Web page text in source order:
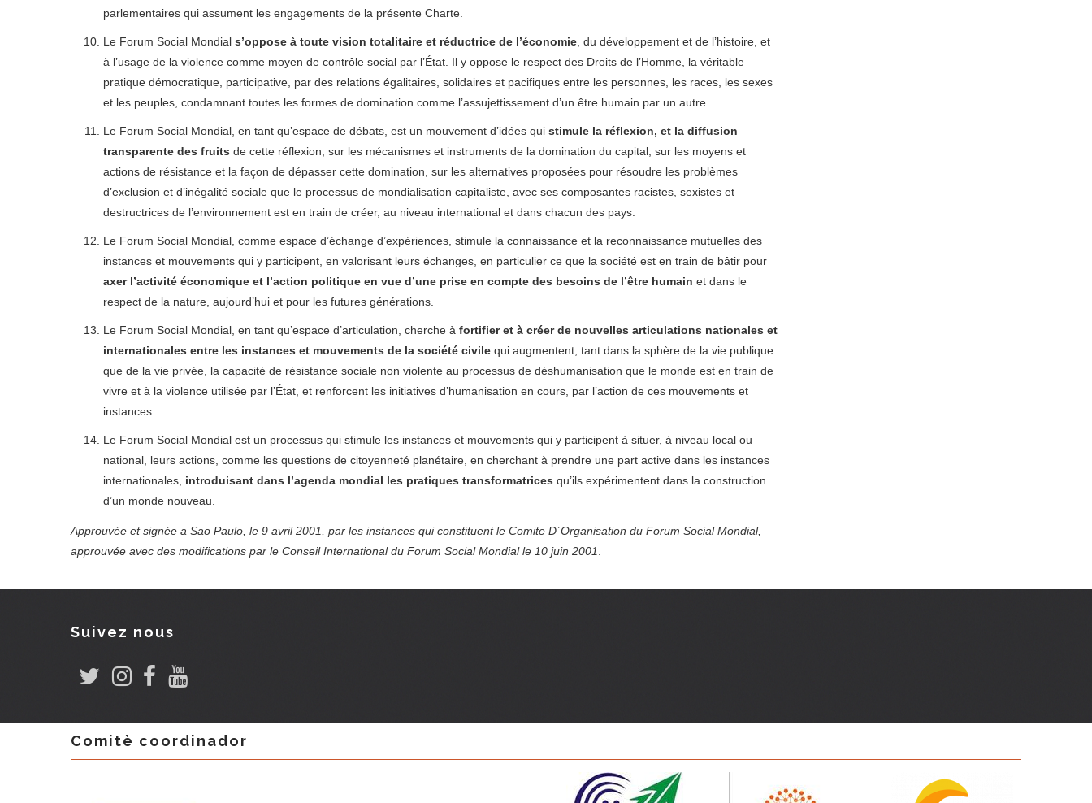
parlementaires qui assument les engagements de la présente Charte.
Le Forum Social Mondial s’oppose à toute vision totalitaire et réductrice de l’économie , du développement et de l’histoire, et
à l’usage de la violence comme moyen de contrôle social par l’État. Il y oppose le respect des Droits de l’Homme, la véritable
pratique démocratique, participative, par des relations égalitaires, solidaires et pacifiques entre les personnes, les races, les sexes
et les peuples, condamnant toutes les formes de domination comme l’assujettissement d’un être humain par un autre.
Le Forum Social Mondial, en tant qu’espace de débats, est un mouvement d’idées qui stimule la réflexion, et la diffusion
transparente des fruits de cette réflexion, sur les mécanismes et instruments de la domination du capital, sur les moyens et
actions de résistance et la façon de dépasser cette domination, sur les alternatives proposées pour résoudre les problèmes
d’exclusion et d’inégalité sociale que le processus de mondialisation capitaliste, avec ses composantes racistes, sexistes et
destructrices de l’environnement est en train de créer, au niveau international et dans chacun des pays.
Le Forum Social Mondial, comme espace d’échange d’expériences, stimule la connaissance et la reconnaissance mutuelles des
instances et mouvements qui y participent, en valorisant leurs échanges, en particulier ce que la société est en train de bâtir pour
axer l’activité économique et l’action politique en vue d’une prise en compte des besoins de l’être humain et dans le
respect de la nature, aujourd’hui et pour les futures générations.
Le Forum Social Mondial, en tant qu’espace d’articulation, cherche à fortifier et à créer de nouvelles articulations nationales et
internationales entre les instances et mouvements de la société civile qui augmentent, tant dans la sphère de la vie publique
que de la vie privée, la capacité de résistance sociale non violente au processus de déshumanisation que le monde est en train de
vivre et à la violence utilisée par l’État, et renforcent les initiatives d’humanisation en cours, par l’action de ces mouvements et
instances.
Le Forum Social Mondial est un processus qui stimule les instances et mouvements qui y participent à situer, à niveau local ou
national, leurs actions, comme les questions de citoyenneté planétaire, en cherchant à prendre une part active dans les instances
internationales, introduisant dans l’agenda mondial les pratiques transformatrices qu’ils expérimentent dans la construction
d’un monde nouveau.
Approuvée et signée a Sao Paulo, le 9 avril 2001, par les instances qui constituent le Comite D`Organisation du Forum Social Mondial,
approuvée avec des modifications par le Conseil International du Forum Social Mondial le 10 juin 2001.
Suivez nous
Comitè coordinador